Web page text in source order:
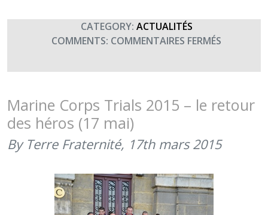
CATEGORY: ACTUALITÉS
COMMENTS: COMMENTAIRES FERMÉS
CORPS
2015
–
À
Marine Corps Trials 2015 – le retour
des héros (17 mai)
By Terre Fraternité, 17th mars 2015